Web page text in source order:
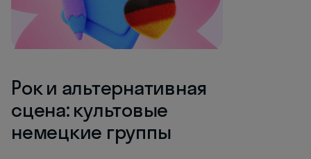
Рок и альтернативная
сцена: культовые
немецкие группы